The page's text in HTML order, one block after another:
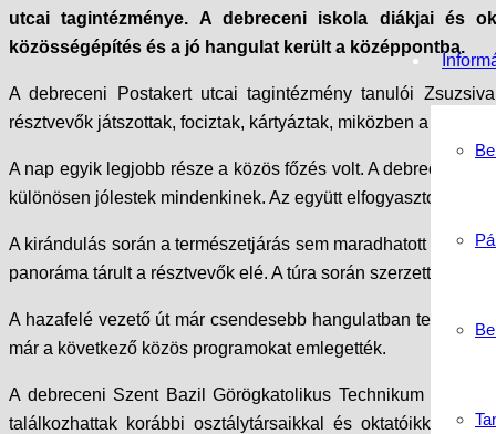
utcai tagintézménye. A debreceni iskola diákjai és
közösségépítés és a jó hangulat került a középpontba.
A debreceni Postakert utcai tagintézmény tanulói
résztvevők játszottak, fociztak, kártyáztak, miközben a közös
A nap egyik legjobb része a közös főzés volt. A debreceni
különösen jólestek mindenkinek. Az együtt elfogyasztott
A kirándulás során a természetjárás sem maradhatott el. A
panoráma tárult a résztvevők elé. A túra során szerzett
A hazafelé vezető út már csendesebb hangulatban telt. A
már a következő közös programokat emlegették.
A debreceni Szent Bazil Görögkatolikus Technikum
találkozhattak korábbi osztálytársaikkal és oktatóikkal,